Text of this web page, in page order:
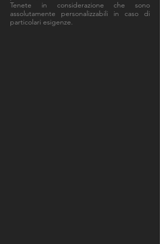
Tenete in considerazione che sono
assolutamente personalizzabili in caso di
particolari esigenze.